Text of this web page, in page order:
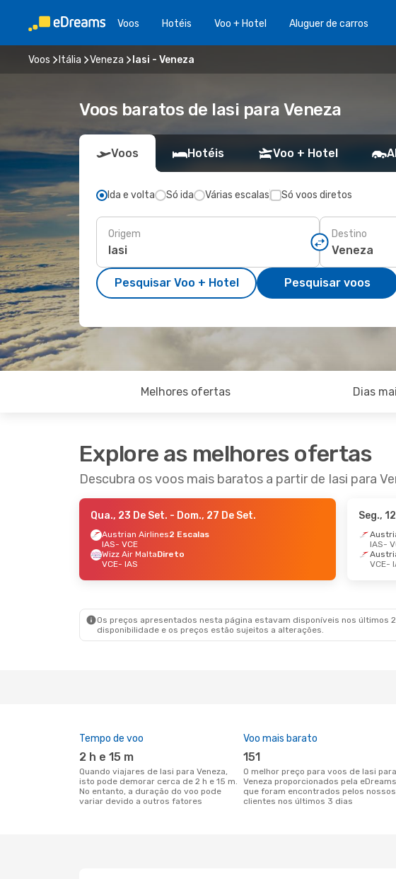
Voos Hotéis Voo + Hotel Aluguer de carros
Voos Itália Veneza Iasi - Veneza
Voos baratos de Iasi para Veneza
Voos Hotéis Voo + Hotel
Ida e volta Só ida Várias escalas Só voos diretos
Origem Destino
Pesquisar Voo + Hotel Pesquisar voos
Melhores ofertas Dias
Explore as melhores ofertas
Descubra os voos mais baratos a partir de Iasi para
Qua., 23 De Set. - Dom., 27 De Set.
Austrian Airlines2 Escalas
IAS- VCE
Wizz Air MaltaDireto
VCE- IAS
Seg.,
IAS-
VCE-
Os preços apresentados nesta página estavam disponíveis nos últimos
disponibilidade e os preços estão sujeitos a alterações.
Tempo de voo
2 h e 15 m
Quando viajares de Iasi para Veneza,
isto pode demorar cerca de 2 h e 15 m.
No entanto, a duração do voo pode
variar devido a outros fatores
Voo mais barato
151
O melhor preço para voos de Iasi para
Veneza proporcionados pela
que foram encontrados pelos nossos
clientes nos últimos 3 dias